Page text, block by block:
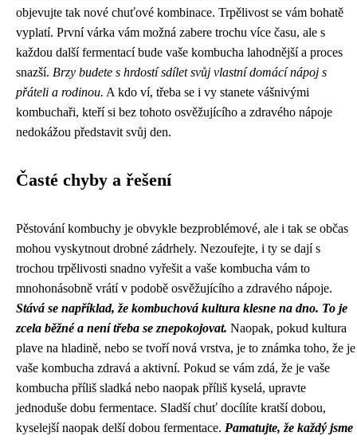
objevujte tak nové chuťové kombinace. Trpělivost se vám bohatě
vyplatí. První várka vám možná zabere trochu více času, ale s
každou další fermentací bude vaše kombucha lahodnější a proces
snazší. Brzy budete s hrdostí sdílet svůj vlastní domácí nápoj s
přáteli a rodinou. A kdo ví, třeba se i vy stanete vášnivými
kombuchaři, kteří si bez tohoto osvěžujícího a zdravého nápoje
nedokážou představit svůj den.
Časté chyby a řešení
Pěstování kombuchy je obvykle bezproblémové, ale i tak se občas
mohou vyskytnout drobné zádrhely. Nezoufejte, i ty se dají s
trochou trpělivosti snadno vyřešit a vaše kombucha vám to
mnohonásobně vrátí v podobě osvěžujícího a zdravého nápoje.
Stává se například, že kombuchová kultura klesne na dno. To je
zcela běžné a není třeba se znepokojovat. Naopak, pokud kultura
plave na hladině, nebo se tvoří nová vrstva, je to známka toho, že je
vaše kombucha zdravá a aktivní. Pokud se vám zdá, že je vaše
kombucha příliš sladká nebo naopak příliš kyselá, upravte
jednoduše dobu fermentace. Sladší chuť docílíte kratší dobou,
kyselejší naopak delší dobou fermentace. Pamatujte, že každý jsme